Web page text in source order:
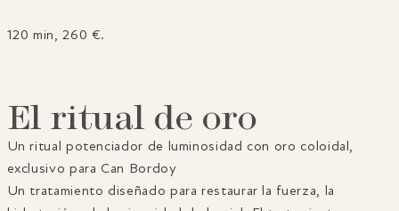
radiantes.
120 min, 260 €.
El ritual de oro
Un ritual potenciador de luminosidad con oro coloidal,
exclusivo para Can Bordoy
Un tratamiento diseñado para restaurar la fuerza, la